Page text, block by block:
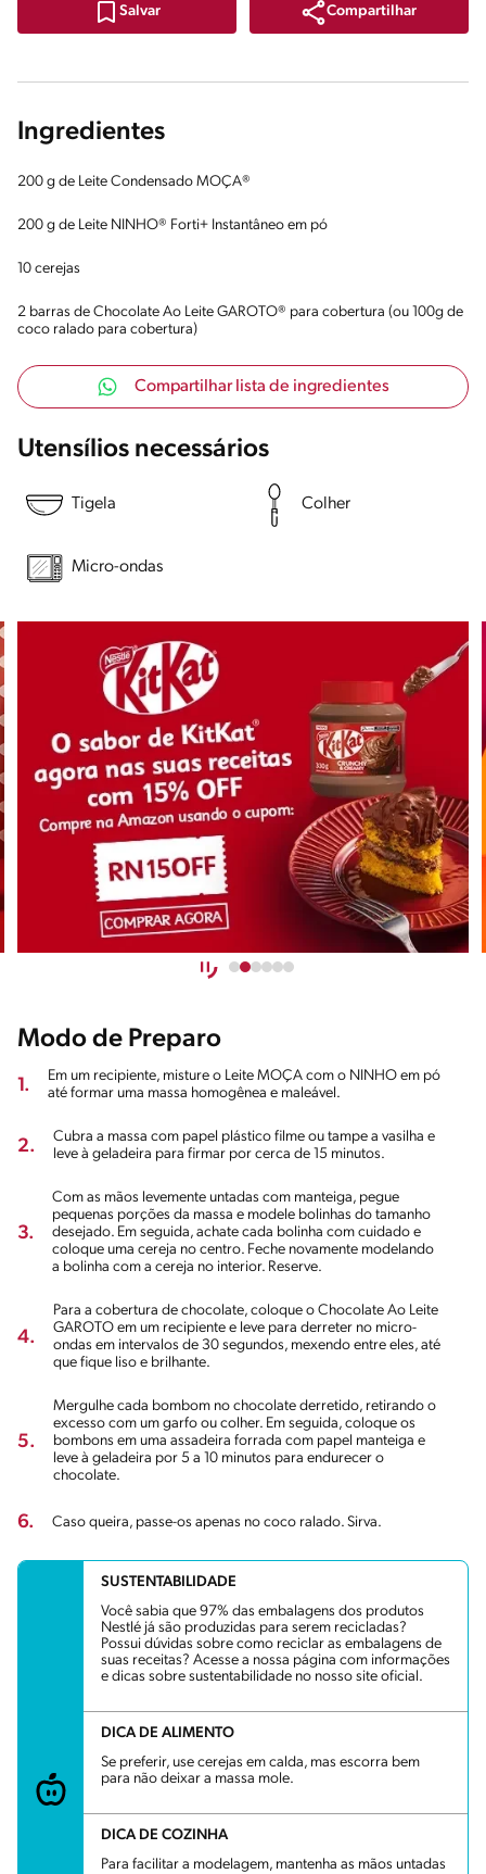
Salvar Compartilhar
Ingredientes
200 g de Leite Condensado MOÇA®
200 g de Leite NINHO® Forti+ Instantâneo em pó
10 cerejas
2 barras de Chocolate Ao Leite GAROTO® para cobertura (ou 100g de
coco ralado para cobertura)
Compartilhar lista de ingredientes
Utensílios necessários
Tigela Colher
Micro-ondas
Modo de Preparo
1.
Em um recipiente, misture o Leite MOÇA com o NINHO em pó
até formar uma massa homogênea e maleável.
2.
Cubra a massa com papel plástico filme ou tampe a vasilha e
leve à geladeira para firmar por cerca de 15 minutos.
3.
Com as mãos levemente untadas com manteiga, pegue
pequenas porções da massa e modele bolinhas do tamanho
desejado. Em seguida, achate cada bolinha com cuidado e
coloque uma cereja no centro. Feche novamente modelando
a bolinha com a cereja no interior. Reserve.
4.
Para a cobertura de chocolate, coloque o Chocolate Ao Leite
GAROTO em um recipiente e leve para derreter no micro-
ondas em intervalos de 30 segundos, mexendo entre eles, até
que fique liso e brilhante.
5.
Mergulhe cada bombom no chocolate derretido, retirando o
excesso com um garfo ou colher. Em seguida, coloque os
bombons em uma assadeira forrada com papel manteiga e
leve à geladeira por 5 a 10 minutos para endurecer o
chocolate.
6. Caso queira, passe-os apenas no coco ralado. Sirva.
SUSTENTABILIDADE
Você sabia que 97% das embalagens dos produtos
Nestlé já são produzidas para serem recicladas?
Possui dúvidas sobre como reciclar as embalagens de
suas receitas? Acesse a nossa página com informações
e dicas sobre sustentabilidade no nosso site oficial.
DICA DE ALIMENTO
Se preferir, use cerejas em calda, mas escorra bem
para não deixar a massa mole.
DICA DE COZINHA
Para facilitar a modelagem, mantenha as mãos untadas